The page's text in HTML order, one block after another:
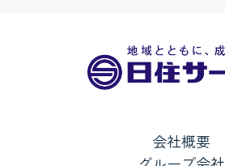
会社概要